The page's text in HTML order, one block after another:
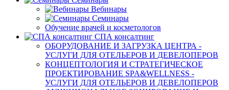
Вебинары
Семинары
Обучение врачей и косметологов
СПА консалтинг
ОБОРУДОВАНИЕ И ЗАГРУЗКА ЦЕНТРА -
УСЛУГИ ДЛЯ ОТЕЛЬЕРОВ И ДЕВЕЛОПЕРОВ
КОНЦЕПТОЛОГИЯ И СТРАТЕГИЧЕСКОЕ
ПРОЕКТИРОВАНИЕ SPA&WELLNESS -
УСЛУГИ ДЛЯ ОТЕЛЬЕРОВ И ДЕВЕЛОПЕРОВ